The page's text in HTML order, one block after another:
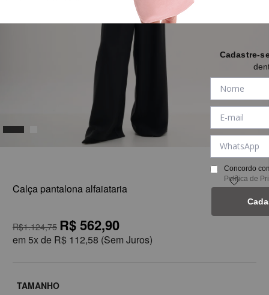
1
Calça pantalona alfaiataria
R$1.124,75 R$ 562,90
em 5x de R$ 112,58 (Sem Juros)
TAMANHO
Cadastre-
Concordo
Política de